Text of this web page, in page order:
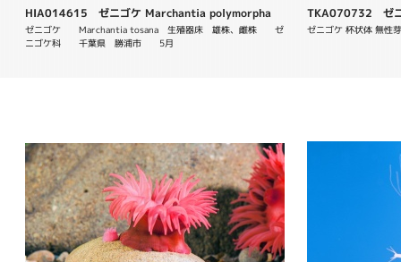
HIA014615 ゼニゴケ Marchantia polymorpha
ゼニゴケ　　Marchantia tosana　生殖器床　雄株、雌株　　ゼ
ニゴケ科　　千葉県　勝浦市　　5月
TKA070732 ゼ
ゼニゴケ 杯状体 無性